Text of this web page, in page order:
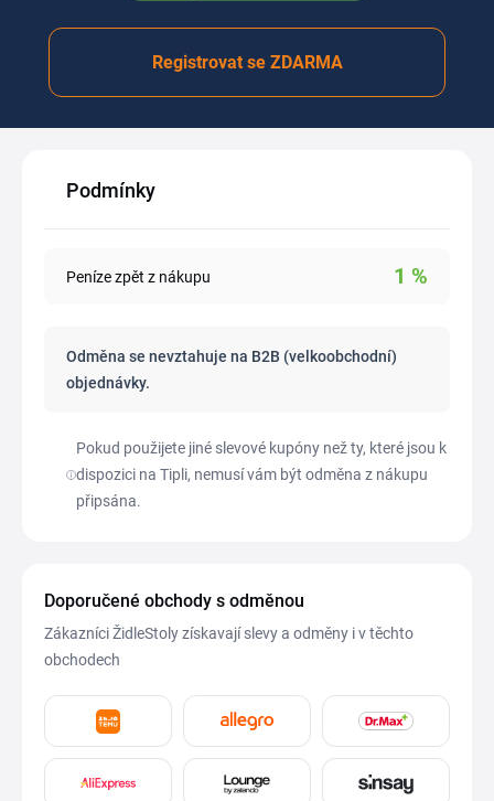
Registrovat se ZDARMA
Podmínky
Peníze zpět z nákupu 1 %
Odměna se nevztahuje na B2B (velkoobchodní)
objednávky.
Pokud použijete jiné slevové kupóny než ty, které jsou k
dispozici na Tipli, nemusí vám být odměna z nákupu
připsána.
Doporučené obchody s odměnou
Zákazníci ŽidleStoly získavají slevy a odměny i v těchto
obchodech